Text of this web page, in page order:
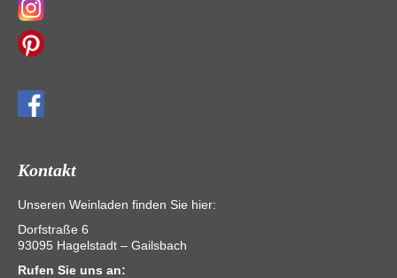
Kontakt
Unseren Weinladen finden Sie hier:
Dorfstraße 6
93095 Hagelstadt – Gailsbach
Rufen Sie uns an: